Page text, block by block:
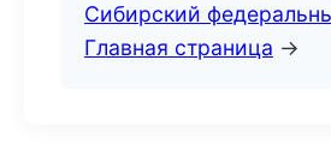
Сибирский
Главная страница →